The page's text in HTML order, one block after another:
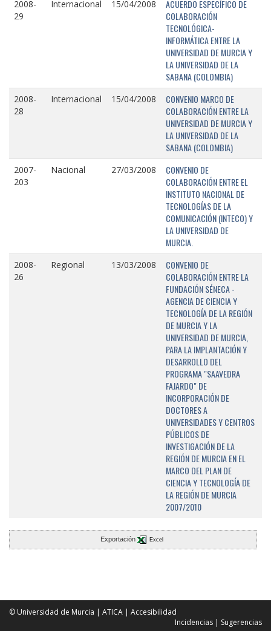
2008-
29
Internacional 15/04/2008
ACUERDO ESPECÍFICO DE
COLABORACIÓN
TECNOLÓGICA-
INFORMÁTICA ENTRE LA
UNIVERSIDAD DE MURCIA Y
LA UNIVERSIDAD DE LA
SABANA (COLOMBIA)
2008-
28
Internacional 15/04/2008
CONVENIO MARCO DE
COLABORACIÓN ENTRE LA
UNIVERSIDAD DE MURCIA Y
LA UNIVERSIDAD DE LA
SABANA (COLOMBIA)
2007-
203
Nacional 27/03/2008
CONVENIO DE
COLABORACIÓN ENTRE EL
INSTITUTO NACIONAL DE
TECNOLOGÍAS DE LA
COMUNICACIÓN (INTECO) Y
LA UNIVERSIDAD DE
MURCIA.
2008-
26
Regional 13/03/2008
CONVENIO DE
COLABORACIÓN ENTRE LA
FUNDACIÓN SÉNECA -
AGENCIA DE CIENCIA Y
TECNOLOGÍA DE LA REGIÓN
DE MURCIA Y LA
UNIVERSIDAD DE MURCIA,
PARA LA IMPLANTACIÓN Y
DESARROLLO DEL
PROGRAMA "SAAVEDRA
FAJARDO" DE
INCORPORACIÓN DE
DOCTORES A
UNIVERSIDADES Y CENTROS
PÚBLICOS DE
INVESTIGACIÓN DE LA
REGIÓN DE MURCIA EN EL
MARCO DEL PLAN DE
CIENCIA Y TECNOLOGÍA DE
LA REGIÓN DE MURCIA
2007/2010
Exportación Excel
© Universidad de Murcia | ATICA | Accesibilidad
Incidencias | Sugerencias